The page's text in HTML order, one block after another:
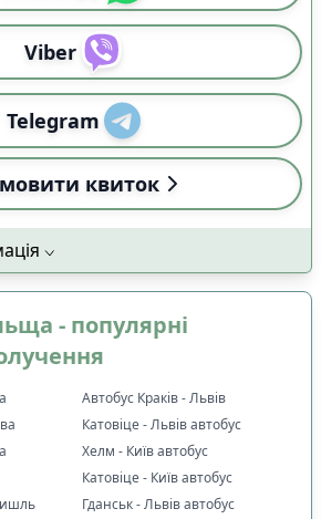
Viber
Telegram
квиток
- популярні
Автобус Краків - Львів
Катовіце - Львів автобус
Хелм - Київ автобус
Катовіце - Київ автобус
Гданськ - Львів автобус